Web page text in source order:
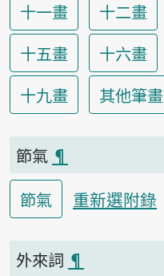
十一畫
十二畫
十五畫
十六畫
十九畫
其他筆畫
節氣 ¶
節氣
重新選附錄
外來詞 ¶